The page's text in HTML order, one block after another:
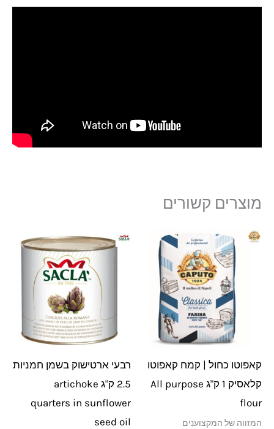
מוצרים קשורים
קאפוטו כחול | קמח קאפוטו
קלאסיק 1 ק"ג All purpose
flour
המזווה של המקצוענים
רבעי ארטישוק בשמן חמניות
2.5 ק"ג artichoke
quarters in sunflower
seed oil